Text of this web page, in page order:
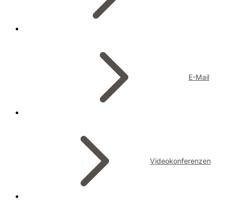
E-Mail
Videokonferenzen